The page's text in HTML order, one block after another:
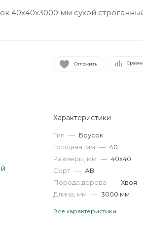
40х40х3000 мм сухой
Отложить
Характеристики
Тип — Брусок
Толщина, мм — 40
Размеры, мм — 40х40
Сорт — АВ
Порода дерева — Хвоя
Длина, мм — 3000 мм
Все характеристики